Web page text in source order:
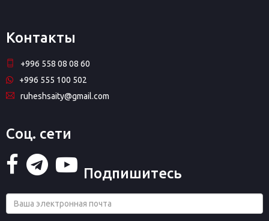
Контакты
+996 558 08 08 60
+996 555 100 502
ruheshsaity@gmail.com
Соц. сети
Подпишитесь